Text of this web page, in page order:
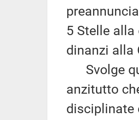
5 Stelle
dinanzi alla
Svolge
anzitutto
disciplinate